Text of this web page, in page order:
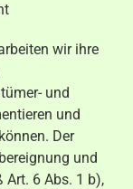
wir ihre
und
und
Der
und
Art. 6 Abs. 1 b),